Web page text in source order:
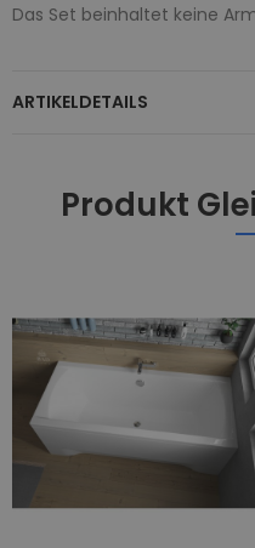
Das Set beinhaltet keine
ARTIKELDETAILS
Produkt